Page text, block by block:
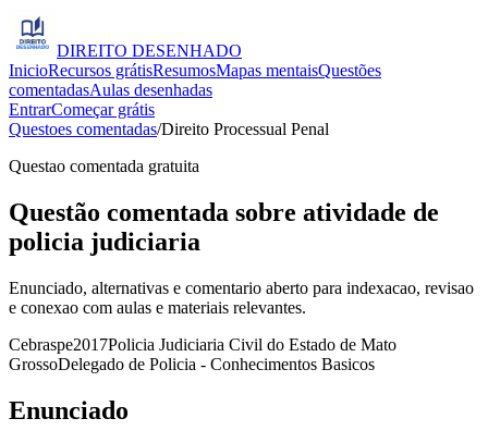
DIREITO DESENHADO
InicioRecursos grátisResumosMapas mentaisQuestões
comentadasAulas desenhadas
EntrarComeçar grátis
Questoes comentadas/Direito Processual Penal
Questao comentada gratuita
Questão comentada sobre atividade de
policia judiciaria
Enunciado, alternativas e comentario aberto para indexacao, revisao
e conexao com aulas e materiais relevantes.
Cebraspe2017Policia Judiciaria Civil do Estado de Mato
GrossoDelegado de Policia - Conhecimentos Basicos
Enunciado